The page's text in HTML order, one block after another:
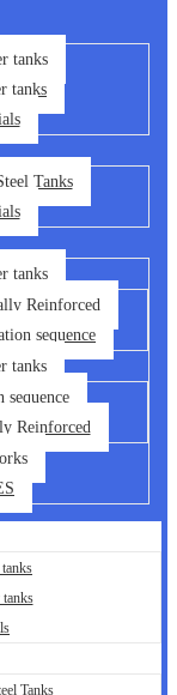
tanks
tanks
Tanks
tanks
Reinforced
sequence
tanks
sequence
Reinforced
Tanks